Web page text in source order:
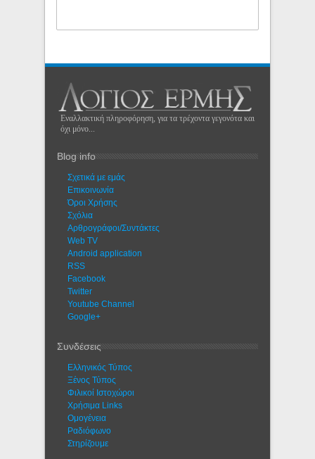
Εναλλακτική πληροφόρηση, για τα τρέχοντα γεγονότα και
όχι μόνο...
Blog info
Σχετικά με εμάς
Eπικοινωνία
Όροι Χρήσης
Σχόλια
Αρθρογράφοι/Συντάκτες
Web TV
Android application
RSS
Facebook
Twitter
Youtube Channel
Google+
Συνδέσεις
Ελληνικός Τύπος
Ξένος Τύπος
Φιλικοί Ιστοχώροι
Χρήσιμα Links
Ομογένεια
Ραδιόφωνο
Στηρίζουμε